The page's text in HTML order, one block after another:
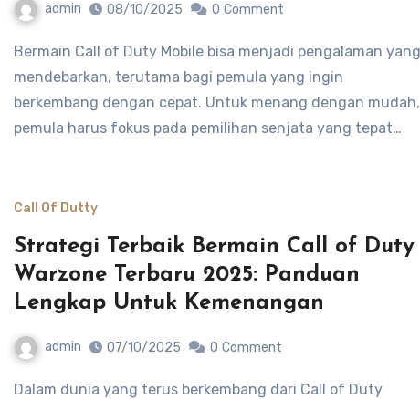
admin 08/10/2025 0 Comment
Bermain Call of Duty Mobile bisa menjadi pengalaman yang
mendebarkan, terutama bagi pemula yang ingin
berkembang dengan cepat. Untuk menang dengan mudah,
pemula harus fokus pada pemilihan senjata yang tepat…
Call Of Dutty
Strategi Terbaik Bermain Call of Duty
Warzone Terbaru 2025: Panduan
Lengkap Untuk Kemenangan
admin 07/10/2025 0 Comment
Dalam dunia yang terus berkembang dari Call of Duty